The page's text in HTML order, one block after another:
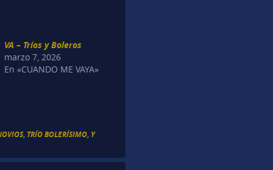
VA – Tríos y Boleros
marzo 7, 2026
En «CUANDO ME VAYA»
, TRÍO BOLERÍSIMO Y